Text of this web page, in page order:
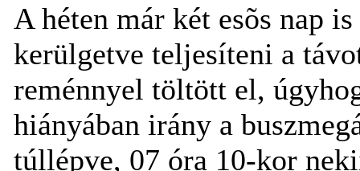
A héten már két esõs nap
kerülgetve teljesíteni a
reménnyel töltött el,
hiányában irány a
túllépve, 07 óra 10-kor